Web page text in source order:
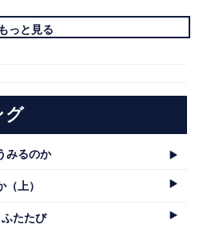
もっと見る
グ
みるのか
上）
たたび